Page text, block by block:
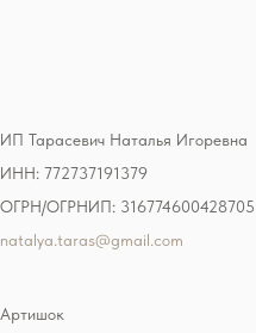
ИП Тарасевич Наталья Игоревна
ИНН: 772737191379
ОГРН/ОГРНИП: 316774600428705
natalya.taras@gmail.com
Артишок